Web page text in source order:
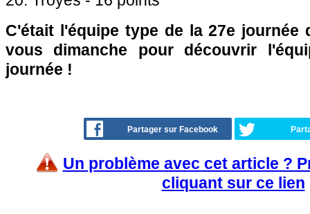
C'était l'équipe type de la 27e journée
vous dimanche pour découvrir
journée !
Partager sur Facebook
Un problème avec cet article ?
cliquant sur ce lien